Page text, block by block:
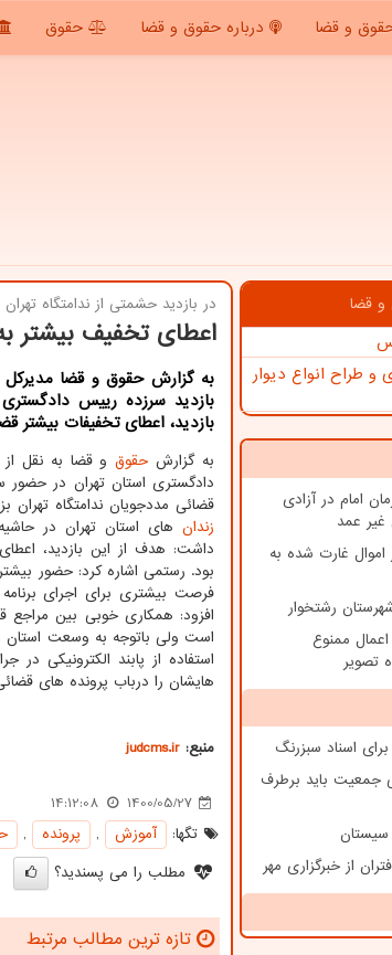
و قضا درباره حقوق و قضا حقوق
و قضا
طراح انواع دیوار
امام در آزادی
همت از اموال غارت شده به
رشتخوار
اعمال ممنوع
تصویر
اسناد سبزرنگ
جمعیت باید برطرف
از خبرگزاری مهر
در بازدید حشمتی از ندامتگاه
اعطای تخفیف بیشتر به
به گزارش حقوق و قضا مدیرکل
بازدید سرزده رییس
بازدید، اعطای تخفیفات بیشتر
به گزارش حقوقو قضا به نقل
دادگستری استان تهران در حضور
قضائی مددجویان ندامتگاه
زندان های استان تهران در
داشت: هدف از این بازدید،
بود. رستمی اشاره کرد: حضور
فرصت بیشتری برای اجرای
افزود: همکاری خوبی بین مراجع
است ولی باتوجه به وسعت استان
استفاده از پابند الکترونیکی
هایشان را درباب پرونده های
منبع: judcms.ir
1400/05/27
14:12:08
تگها:
آموزش , پرونده ,
مطلب را می پسندید؟
تازه ترین مطالب مرتبط